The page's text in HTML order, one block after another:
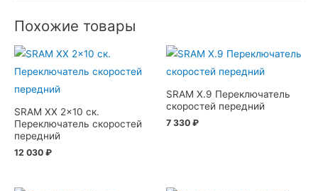
Похожие товары
SRAM XX 2×10 ск.
Переключатель скоростей
передний
12 030 ₽
SRAM X.9 Переключатель
скоростей передний
7 330 ₽